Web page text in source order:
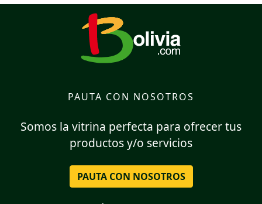
PAUTA CON NOSOTROS
Somos la vitrina perfecta para ofrecer tus
productos y/o servicios
PAUTA CON NOSOTROS